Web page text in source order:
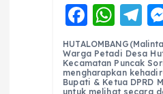
F
a
c
e
W
h
a
ts
T
el
e
g
Warga Petadi Desa
Kecamatan Puncak
mengharapkan
Bupati & Ketua DPRD
untuk melihat secara